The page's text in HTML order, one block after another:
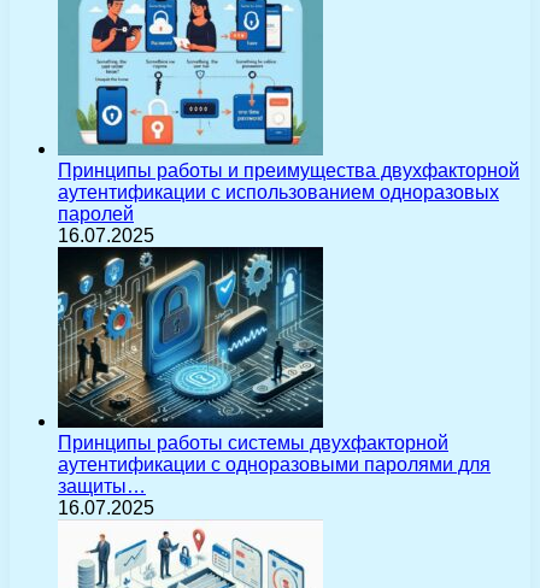
Принципы работы и преимущества двухфакторной
аутентификации с использованием одноразовых
паролей
16.07.2025
Принципы работы системы двухфакторной
аутентификации с одноразовыми паролями для
защиты…
16.07.2025